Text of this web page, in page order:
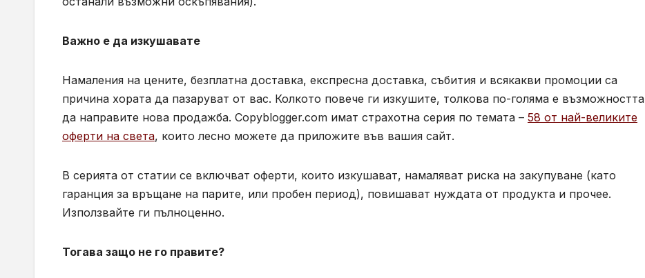
Важно е да изкушавате
Намаления на цените, безплатна доставка, експресна доставка, събития и всякакви промоции са
причина хората да пазаруват от вас. Колкото повече ги изкушите, толкова по-голяма е възможността
да направите нова продажба. Copyblogger.com имат страхотна серия по темата – 58 от най-великите
оферти на света, които лесно можете да приложите във вашия сайт.
В серията от статии се включват оферти, които изкушават, намаляват риска на закупуване (като
гаранция за връщане на парите, или пробен период), повишават нуждата от продукта и прочее.
Използвайте ги пълноценно.
Тогава защо не го правите?